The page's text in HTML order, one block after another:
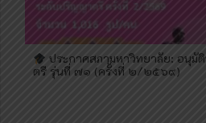
ประกาศสภามหาวิทยาลัย: อนุ
ตรี รุ่นที่ ๗๑ (ครั้งที่ ๒/๒๕๖๙)